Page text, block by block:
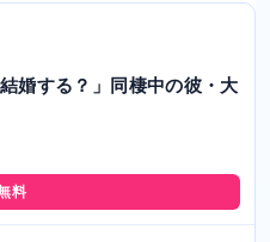
婚する？」同棲中の彼・大
料